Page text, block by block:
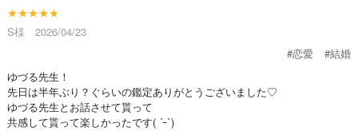
★★★★★
S様 2026/04/23
#恋愛
#結婚
ゆづる先生！
先日は半年ぶり？ぐらいの鑑定ありがとうございました♡
ゆづる先生とお話させて貰って
共感して貰って楽しかったです( ´ｰ`)